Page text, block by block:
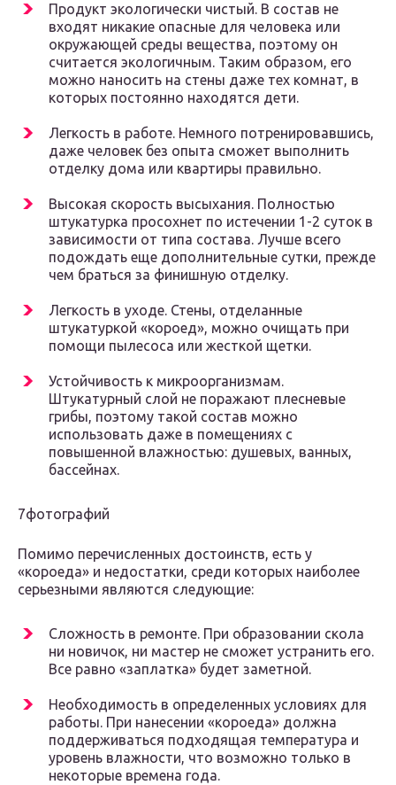
Продукт экологически чистый. В состав не
входят никакие опасные для человека или
окружающей среды вещества, поэтому он
считается экологичным. Таким образом, его
можно наносить на стены даже тех комнат, в
которых постоянно находятся дети.
Легкость в работе. Немного потренировавшись,
даже человек без опыта сможет выполнить
отделку дома или квартиры правильно.
Высокая скорость высыхания. Полностью
штукатурка просохнет по истечении 1-2 суток в
зависимости от типа состава. Лучше всего
подождать еще дополнительные сутки, прежде
чем браться за финишную отделку.
Легкость в уходе. Стены, отделанные
штукатуркой «короед», можно очищать при
помощи пылесоса или жесткой щетки.
Устойчивость к микроорганизмам.
Штукатурный слой не поражают плесневые
грибы, поэтому такой состав можно
использовать даже в помещениях с
повышенной влажностью: душевых, ванных,
бассейнах.
7фотографий
Помимо перечисленных достоинств, есть у
«короеда» и недостатки, среди которых наиболее
серьезными являются следующие:
Сложность в ремонте. При образовании скола
ни новичок, ни мастер не сможет устранить его.
Все равно «заплатка» будет заметной.
Необходимость в определенных условиях для
работы. При нанесении «короеда» должна
поддерживаться подходящая температура и
уровень влажности, что возможно только в
некоторые времена года.